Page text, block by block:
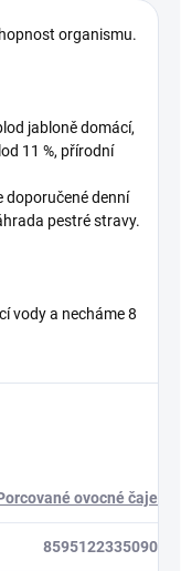
organismu.
jabloně domácí,
11 %, přírodní
doporučené denní
pestré stravy.
vody a necháme 8
ovocné čaje
8595122335090